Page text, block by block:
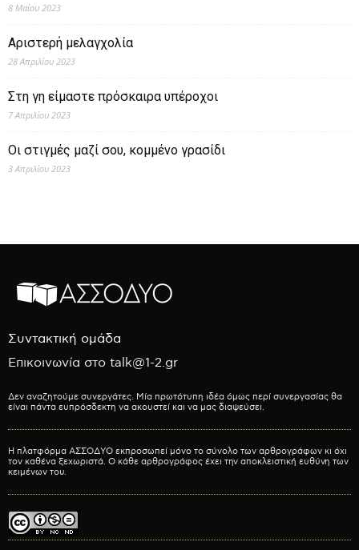
8 Μαΐου 2023
Αριστερή μελαγχολία
28 Απριλίου 2023
Στη γη είμαστε πρόσκαιρα υπέροχοι
7 Απριλίου 2023
Οι στιγμές μαζί σου, κομμένο γρασίδι
3 Απριλίου 2023
Συντακτική ομάδα
Επικοινωνία στο talk@1-2.gr
Δεν αναζητούμε συνεργάτες. Μία πρωτότυπη ιδέα όμως περί συνεργασίας θα
είναι πάντα ευπρόσδεκτη να ακουστεί και να μας διαψεύσει.
Η πλατφόρμα ΑΣΣΟΔΥΟ εκπροσωπεί μόνο το σύνολο των αρθρογράφων κι όχι
τον καθένα ξεχωριστά. Ο κάθε αρθρογράφος έχει την αποκλειστική ευθύνη των
κειμένων του.